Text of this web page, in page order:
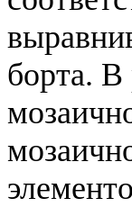
борта. В